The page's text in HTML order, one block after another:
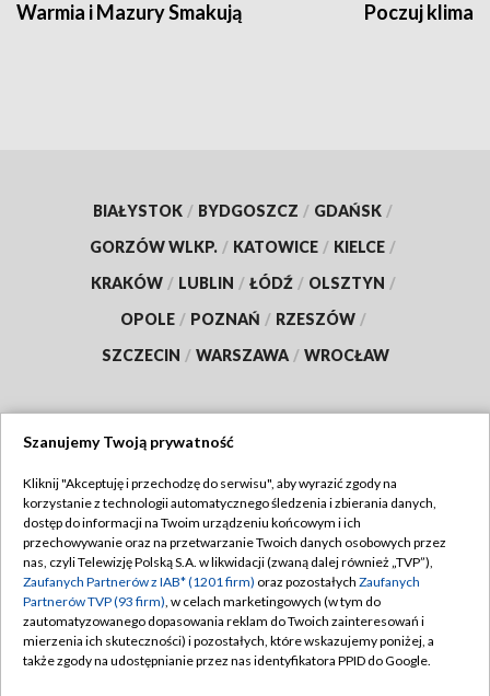
Warmia i Mazury Smakują Poczuj klimat
BIAŁYSTOK / BYDGOSZCZ / GDAŃSK /
GORZÓW WLKP. / KATOWICE / KIELCE /
KRAKÓW / LUBLIN / ŁÓDŹ / OLSZTYN /
OPOLE / POZNAŃ / RZESZÓW /
SZCZECIN / WARSZAWA / WROCŁAW
TVP
Abonament TVP
Emisja w TVP
Centrum informacji TVP
Naziemna Telewizja Cyfrowa
Regulamin TVP
Polityka prywatności
Moje zgody
Pomoc
Szanujemy Twoją prywatność
Kliknij "Akceptuję i przechodzę do serwisu", aby wyrazić zgody na
korzystanie z technologii automatycznego śledzenia i zbierania danych,
dostęp do informacji na Twoim urządzeniu końcowym i ich
przechowywanie oraz na przetwarzanie Twoich danych osobowych przez
nas, czyli Telewizję Polską S.A. w likwidacji (zwaną dalej również „TVP”),
Zaufanych Partnerów z IAB* (1201 firm) oraz pozostałych Zaufanych
Partnerów TVP (93 firm), w celach marketingowych (w tym do
zautomatyzowanego dopasowania reklam do Twoich zainteresowań i
mierzenia ich skuteczności) i pozostałych, które wskazujemy poniżej, a
także zgody na udostępnianie przez nas identyfikatora PPID do Google.